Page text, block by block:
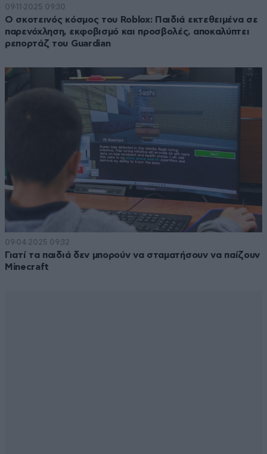
09·11·2025 09:30
Ο σκοτεινός κόσμος του Roblox: Παιδιά εκτεθειμένα σε
παρενόχληση, εκφοβισμό και προσβολές, αποκαλύπτει
ρεπορτάζ του Guardian
09·04·2025 09:32
Γιατί τα παιδιά δεν μπορούν να σταματήσουν να παίζουν
Minecraft